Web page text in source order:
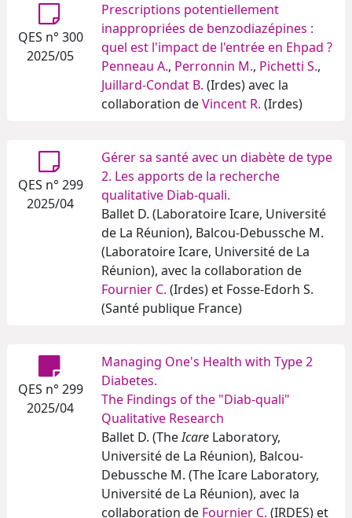
QES n° 300
2025/05
Prescriptions potentiellement
inappropriées de benzodiazépines :
quel est l'impact de l'entrée en Ehpad ?
Penneau A., Perronnin M., Pichetti S.,
Juillard-Condat B. (Irdes) avec la
collaboration deVincent R. (Irdes)
QES n° 299
2025/04
Gérer sa santé avec un diabète de type
2. Les apports de la recherche
qualitative Diab-quali.
Ballet D. (Laboratoire Icare, Université
de La Réunion), Balcou-Debussche M.
(Laboratoire Icare, Université de La
Réunion), avec la collaboration de
Fournier C. (Irdes) et Fosse-Edorh S.
(Santé publique France)
QES n° 299
2025/04
Managing One's Health with Type 2
Diabetes.
The Findings of the "Diab-quali"
Qualitative Research
Ballet D. (TheIcare Laboratory,
Université de La Réunion), Balcou-
Debussche M. (The Icare Laboratory,
Université de La Réunion), avec la
collaboration de Fournier C. (IRDES) et